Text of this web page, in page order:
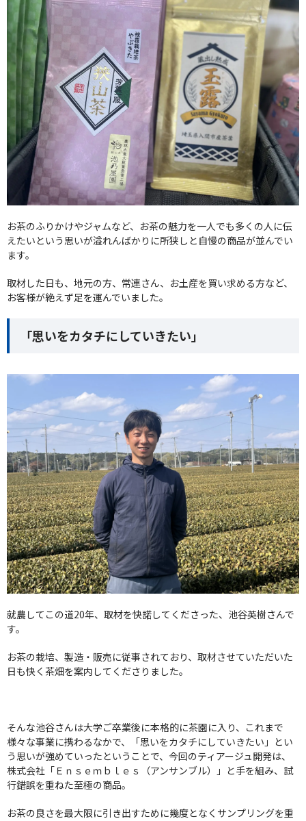
お茶のふりかけやジャムなど、お茶の魅力を一人でも多くの人に伝
えたいという思いが溢れんばかりに所狭しと自慢の商品が並んでい
ます。
取材した日も、地元の方、常連さん、お土産を買い求める方など、
お客様が絶えず足を運んでいました。
「思いをカタチにしていきたい」
就農してこの道20年、取材を快諾してくださった、池谷英樹さんで
す。
お茶の栽培、製造・販売に従事されており、取材させていただいた
日も快く茶畑を案内してくださりました。
そんな池谷さんは大学ご卒業後に本格的に茶園に入り、これまで
様々な事業に携わるなかで、「思いをカタチにしていきたい」とい
う思いが強めていったということで、今回のティアージュ開発は、
株式会社「Ｅｎｓｅｍｂｌｅｓ（アンサンブル）」と手を組み、試
行錯誤を重ねた至極の商品。
お茶の良さを最大限に引き出すために幾度となくサンプリングを重